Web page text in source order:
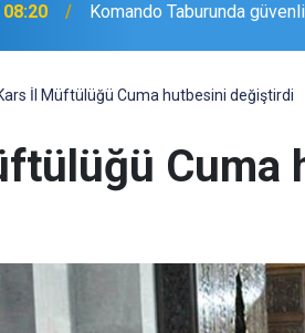
08:16 Erzincan’da bölgesel
İl Müftülüğü Cuma hutbesini değiştirdi
Cuma